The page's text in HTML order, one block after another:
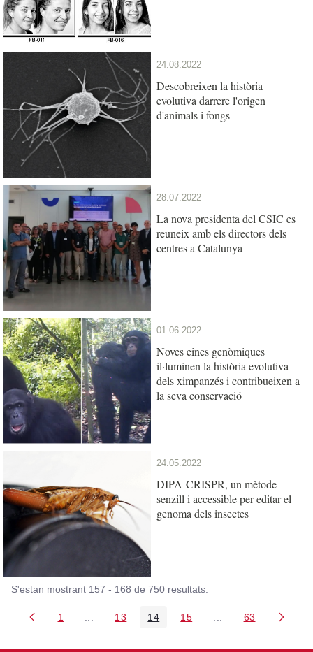
24.08.2022
Descobreixen la història
evolutiva darrere l'origen
d'animals i fongs
28.07.2022
La nova presidenta del CSIC es
reuneix amb els directors dels
centres a Catalunya
01.06.2022
Noves eines genòmiques
il·luminen la història evolutiva
dels ximpanzés i contribueixen a
la seva conservació
24.05.2022
DIPA-CRISPR, un mètode
senzill i accessible per editar el
genoma dels insectes
S'estan mostrant 157 - 168 de 750 resultats.
Pàgina
1 Pàgines intermèdies Utilitzeu TAB per navegar.
Pàgina
13 Pàgina
14 Pàgina
15 PàginesPàgina
63